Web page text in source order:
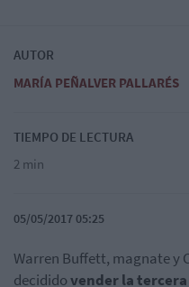
AUTOR
MARÍA PEÑALVER PALLARÉS
TIEMPO DE LECTURA
2 min
05/05/2017 05:25
Warren Buffett, magnate y
decididovender la